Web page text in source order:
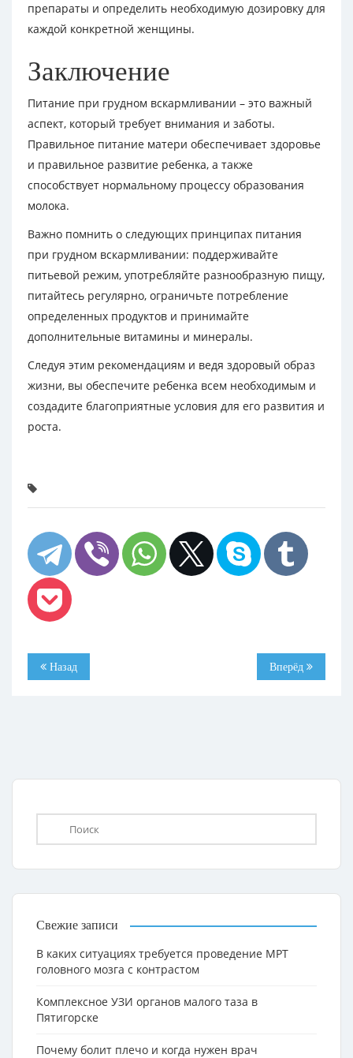
препараты и определить необходимую дозировку для
каждой конкретной женщины.
Заключение
Питание при грудном вскармливании – это важный
аспект, который требует внимания и заботы.
Правильное питание матери обеспечивает здоровье
и правильное развитие ребенка, а также
способствует нормальному процессу образования
молока.
Важно помнить о следующих принципах питания
при грудном вскармливании: поддерживайте
питьевой режим, употребляйте разнообразную пищу,
питайтесь регулярно, ограничьте потребление
определенных продуктов и принимайте
дополнительные витамины и минералы.
Следуя этим рекомендациям и ведя здоровый образ
жизни, вы обеспечите ребенка всем необходимым и
создадите благоприятные условия для его развития и
роста.
Назад Вперёд
Свежие записи
В каких ситуациях требуется проведение МРТ
головного мозга с контрастом
Комплексное УЗИ органов малого таза в
Пятигорске
Почему болит плечо и когда нужен врач